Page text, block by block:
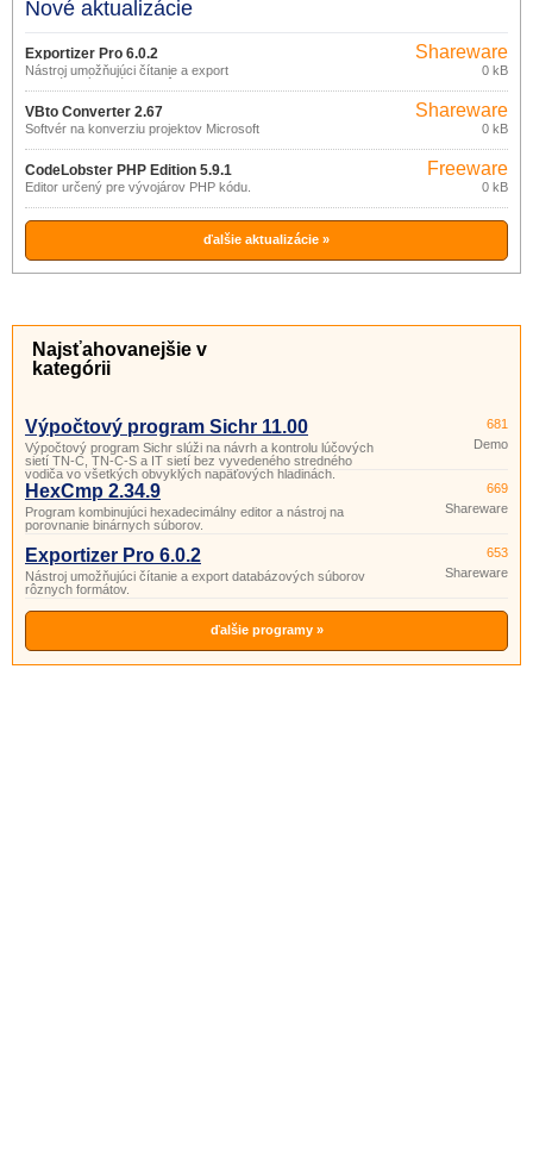
Nové aktualizácie
Exportizer Pro 6.0.2
Nástroj umožňujúci čítanie a export
databázových súborov rôznych
formátov.
Shareware
0 kB
VBto Converter 2.67
Softvér na konverziu projektov Microsoft
Shareware
0 kB
CodeLobster PHP Edition 5.9.1
Editor určený pre vývojárov PHP kódu.
Freeware
0 kB
ďalšie aktualizácie »
Najsťahovanejšie v
kategórii
Výpočtový program Sichr 11.00
Výpočtový program Sichr slúži na návrh a kontrolu lúčových
sietí TN-C, TN-C-S a IT sietí bez vyvedeného stredného
vodiča vo všetkých obvyklých napäťových hladinách.
681
Demo
HexCmp 2.34.9
Program kombinujúci hexadecimálny editor a nástroj na
porovnanie binárnych súborov.
669
Shareware
Exportizer Pro 6.0.2
Nástroj umožňujúci čítanie a export databázových súborov
rôznych formátov.
653
Shareware
ďalšie programy »